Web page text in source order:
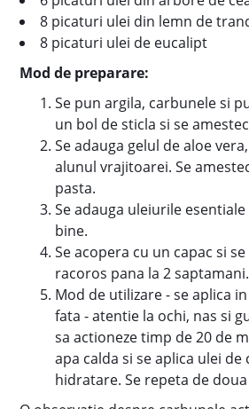
8 picaturi ulei din lemn de
8 picaturi ulei de eucalipt
Mod de preparare:
Se pun argila, carbunele si
un bol de sticla si se
Se adauga gelul de aloe
alunul vrajitoarei. Se
pasta.
Se adauga uleiurile
bine.
Se acopera cu un capac si
racoros pana la 2 saptamani.
Mod de utilizare - se aplica
fata - atentie la ochi, nas si
sa actioneze timp de 20 de
apa calda si se aplica ulei
hidratare. Se repeta de